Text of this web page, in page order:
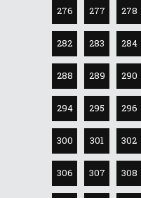
276 277 278
282 283 284
288 289 290
294 295 296
300 301 302
306 307 308